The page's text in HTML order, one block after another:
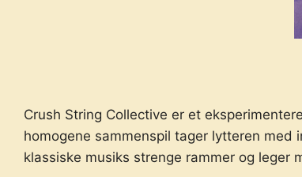
Crush String Collective er et
homogene sammenspil tager lytteren
klassiske musiks strenge rammer og leger